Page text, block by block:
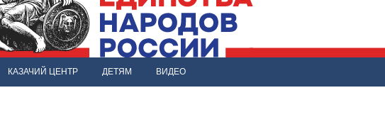
КАЗАЧИЙ ЦЕНТР ДЕТЯМ ВИДЕО